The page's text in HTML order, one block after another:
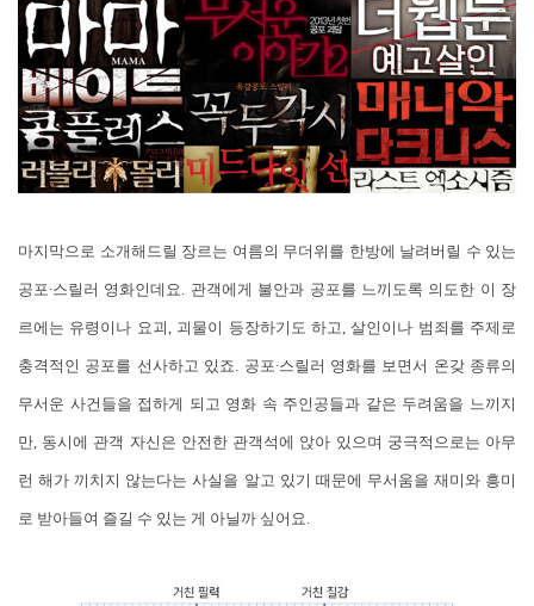
마지막으로 소개해드릴 장르는 여름의 무더위를 한방에 날려버릴 수 있는
공포∙스릴러 영화인데요. 관객에게 불안과 공포를 느끼도록 의도한 이 장
르에는 유령이나 요괴, 괴물이 등장하기도 하고, 살인이나 범죄를 주제로
충격적인 공포를 선사하고 있죠. 공포∙스릴러 영화를 보면서 온갖 종류의
무서운 사건들을 접하게 되고 영화 속 주인공들과 같은 두려움을 느끼지
만, 동시에 관객 자신은 안전한 관객석에 앉아 있으며 궁극적으로는 아무
런 해가 끼치지 않는다는 사실을 알고 있기 때문에 무서움을 재미와 흥미
로 받아들여 즐길 수 있는 게 아닐까 싶어요.